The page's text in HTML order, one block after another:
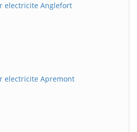
electricite Anglefort
electricite Apremont